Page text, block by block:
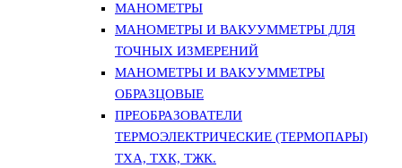
МАНОМЕТРЫ
МАНОМЕТРЫ И ВАКУУММЕТРЫ ДЛЯ
ТОЧНЫХ ИЗМЕРЕНИЙ
МАНОМЕТРЫ И ВАКУУММЕТРЫ
ОБРАЗЦОВЫЕ
ПРЕОБРАЗОВАТЕЛИ
ТЕРМОЭЛЕКТРИЧЕСКИЕ (ТЕРМОПАРЫ)
ТХА, ТХК, ТЖК.